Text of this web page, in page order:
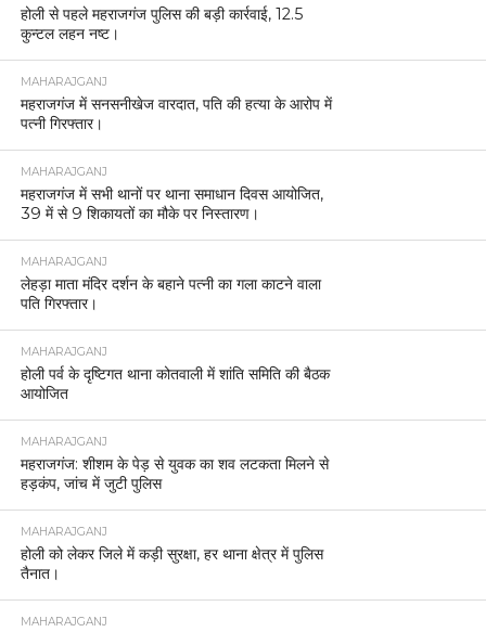
होली से पहले महराजगंज पुलिस की बड़ी कार्रवाई, 12.5
कुन्टल लहन नष्ट।
MAHARAJGANJ
महराजगंज में सनसनीखेज वारदात, पति की हत्या के आरोप में
पत्नी गिरफ्तार।
MAHARAJGANJ
महराजगंज में सभी थानों पर थाना समाधान दिवस आयोजित,
39 में से 9 शिकायतों का मौके पर निस्तारण।
MAHARAJGANJ
लेहड़ा माता मंदिर दर्शन के बहाने पत्नी का गला काटने वाला
पति गिरफ्तार।
MAHARAJGANJ
होली पर्व के दृष्टिगत थाना कोतवाली में शांति समिति की बैठक
आयोजित
MAHARAJGANJ
महराजगंज: शीशम के पेड़ से युवक का शव लटकता मिलने से
हड़कंप, जांच में जुटी पुलिस
MAHARAJGANJ
होली को लेकर जिले में कड़ी सुरक्षा, हर थाना क्षेत्र में पुलिस
तैनात।
MAHARAJGANJ